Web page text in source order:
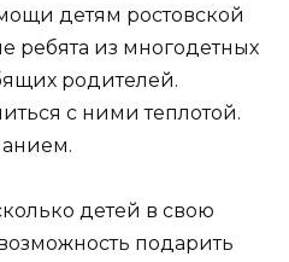
детям ростовской
ребята из многодетных
родителей.
с ними теплотой.
детей в свою
подарить